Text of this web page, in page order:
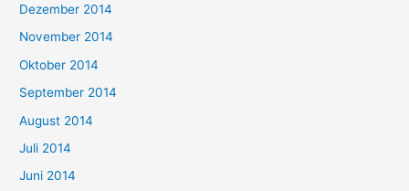
Dezember 2014
November 2014
Oktober 2014
September 2014
August 2014
Juli 2014
Juni 2014